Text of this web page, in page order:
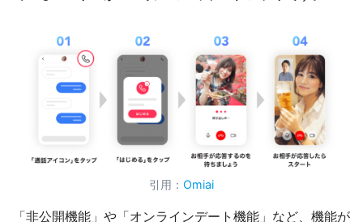
引用： Omiai
「非公開機能」や「オンラインデート機能」など、機能が